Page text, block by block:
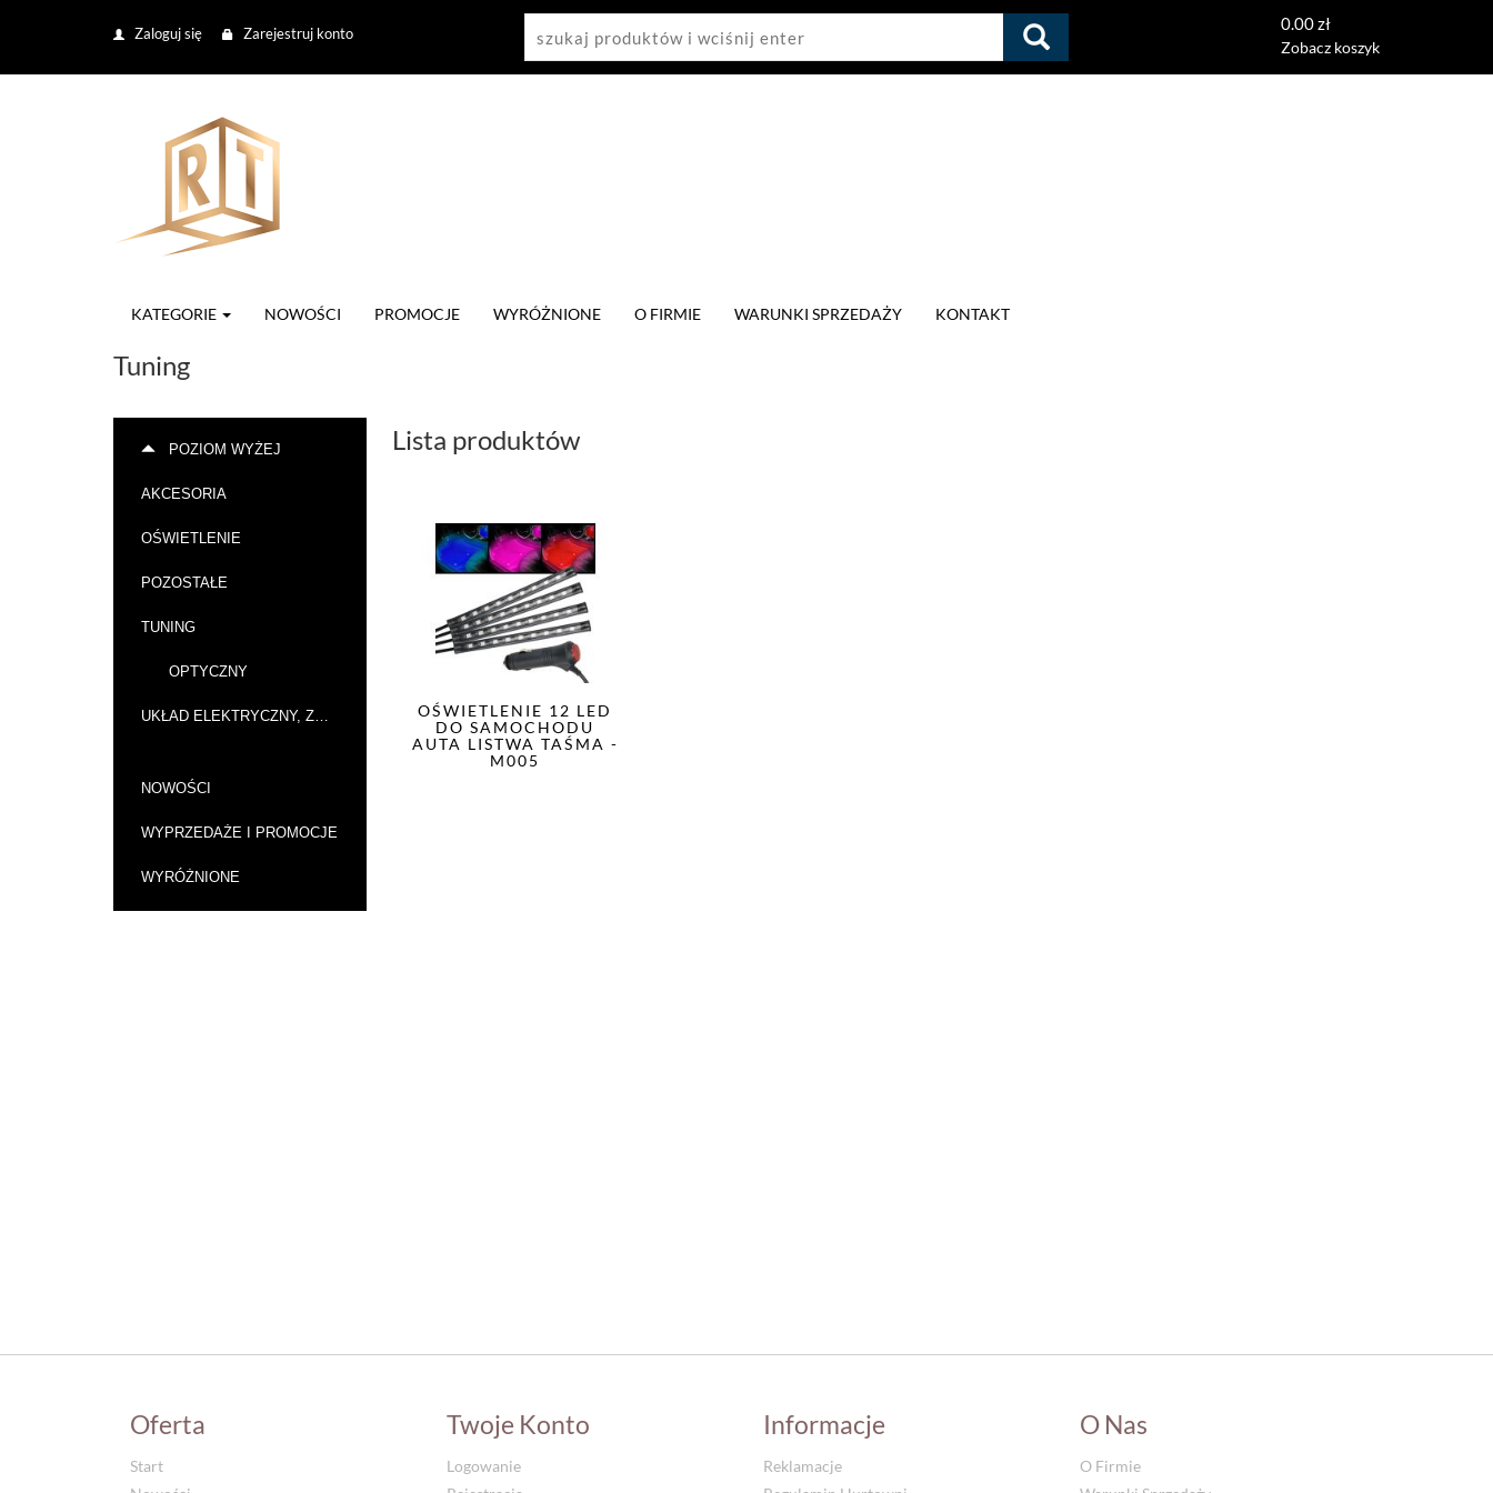
Zaloguj się Zarejestruj konto 0.00 zł
Zobacz koszyk
KATEGORIE NOWOŚCI PROMOCJE WYRÓŻNIONE O FIRMIE WARUNKI SPRZEDAŻY KONTAKT
Tuning
POZIOM WYŻEJ
AKCESORIA
OŚWIETLENIE
POZOSTAŁE
TUNING
OPTYCZNY
UKŁAD ELEKTRYCZNY, ZAPŁON
NOWOŚCI
WYPRZEDAŻE I PROMOCJE
WYRÓŻNIONE
Lista produktów
OŚWIETLENIE 12 LED
DO SAMOCHODU
AUTA LISTWA TAŚMA -
M005
Oferta
Start
Twoje Konto
Logowanie
Informacje
Reklamacje
O Nas
O Firmie